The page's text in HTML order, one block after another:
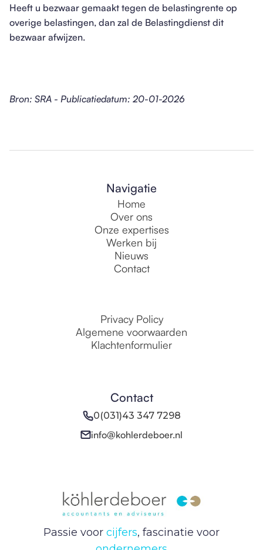
Heeft u bezwaar gemaakt tegen de belastingrente op
overige belastingen, dan zal de Belastingdienst dit
bezwaar afwijzen.
Bron: SRA - Publicatiedatum: 20-01-2026
Navigatie
Home
Over ons
Onze expertises
Werken bij
Nieuws
Contact
Privacy Policy
Algemene voorwaarden
Klachtenformulier
Contact
0(031)43 347 7298
info@kohlerdeboer.nl
Passie voor cijfers, fascinatie voor